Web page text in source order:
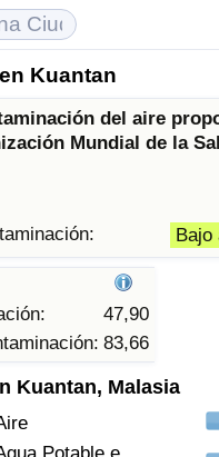
Kuantan
del aire
Mundial de la
Bajo
47,90
83,66
Kuantan, Malasia
Potable e
Vida (Actual)
Vida
de Inmuebles (Actual)
Inmuebles
de Inmuebles por País
de Vida
Vida (Actual)
de Criminalidad